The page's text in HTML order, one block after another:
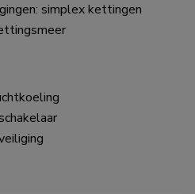
simplex kettingen